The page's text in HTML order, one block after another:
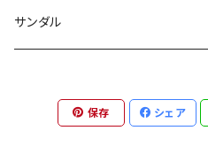
ワンピース
バングル
スリッパ
サンダル
保存 シェア